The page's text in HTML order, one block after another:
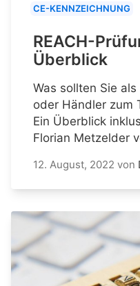
CE-KENNZEICHNUNG
REACH-
Überblick
Was sollten Sie
oder Händler zum
Ein Überblick
Florian Metzelder
12. August, 2022 von